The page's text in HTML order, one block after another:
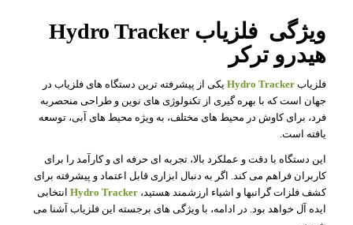
ویژگی فلزیاب Hydro Tracker
هیدرو ترکر
فلزیاب Hydro Trackerیکی از پیشرفته ترین دستگاه های فلزیاب در
جهان است که با بهره گیری از تکنولوژی های نوین و طراحی منحصربه
فرد، برای کاوش در محیط های مختلف، به ویژه محیط های آبی، توسعه
یافته است.
این دستگاه با دقت و عملکرد بالا، تجربه ای حرفه ای و کارآمد را برای
کاربران فراهم می کند. اگر به دنبال ابزاری قابل اعتماد و پیشرفته برای
کشف فلزات گرانبها و اشیاء ارزشمند هستید، Hydro Trackerانتخابی
ایده آل خواهد بود. در ادامه، با ویژگی های برجسته این فلزیاب آشنا می